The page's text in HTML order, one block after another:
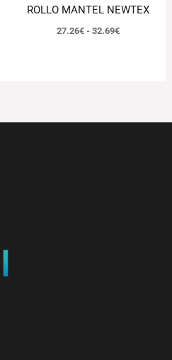
ROLLO MANTEL NEWTEX
27.26€ - 32.69€